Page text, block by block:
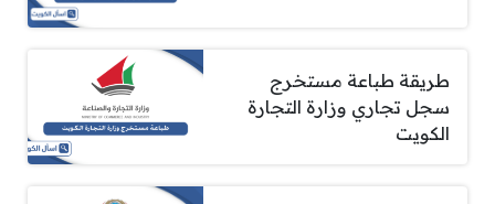
طريقة طباعة مستخرج
سجل تجاري وزارة التجارة
الكويت